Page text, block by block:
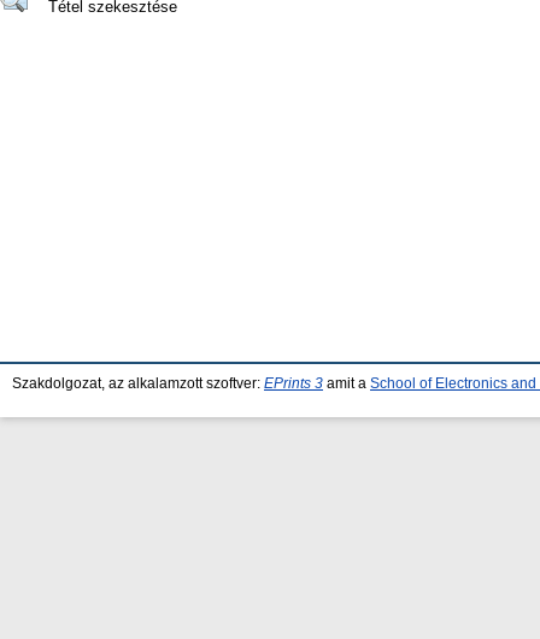
Tétel szekesztése
Szakdolgozat, az alkalamzott szoftver: EPrints 3 amit a School of Electronics